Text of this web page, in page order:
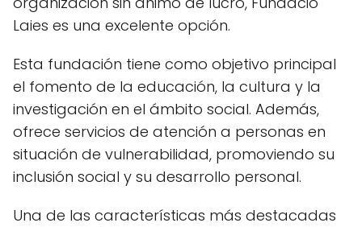
Laies es una excelente opción.
Esta fundación tiene como objetivo principal
el fomento de la educación, la cultura y la
investigación en el ámbito social. Además,
ofrece servicios de atención a personas en
situación de vulnerabilidad, promoviendo su
inclusión social y su desarrollo personal.
Una de las características más destacadas